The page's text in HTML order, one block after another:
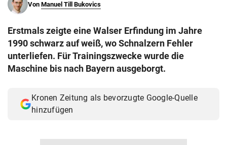
Von Manuel Till Bukovics
Erstmals zeigte eine Walser Erfindung im Jahre
1990 schwarz auf weiß, wo Schnalzern Fehler
unterliefen. Für Trainingszwecke wurde die
Maschine bis nach Bayern ausgeborgt.
Kronen Zeitung als bevorzugte Google-Quelle
hinzufügen